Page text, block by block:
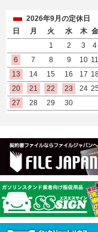
2026年9月の定休日
日
月 火 水 木 金
1
2 3 4
6
7 8 9 10 11
13
14 15 16 17
20
21 22 23 24 25
27
28 29 30